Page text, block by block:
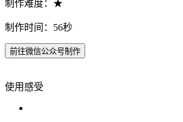
制作难度：★
制作时间：56秒
前往微信公众号制作
使用感受